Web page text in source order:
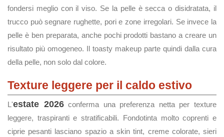
fondersi meglio con il viso. Se la pelle è secca o disidratata, il
trucco può segnare rughette, pori e zone irregolari. Se invece la
pelle è ben preparata, anche pochi prodotti bastano a creare un
risultato più omogeneo. Il toasty makeup parte quindi dalla cura
della pelle, non solo dal colore.
Texture leggere per il caldo estivo
L'estate 2026conferma una preferenza netta per texture
leggere, traspiranti e stratificabili. Fondotinta molto coprenti e
ciprie pesanti lasciano spazio a skin tint, creme colorate, sieri